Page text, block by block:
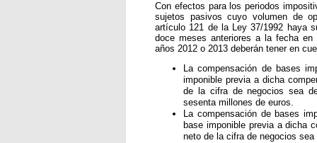
Con efectos para los periodos
sujetos pasivos cuyo volumen de
artículo 121 de la Ley 37/1992 haya
doce meses anteriores a la fecha
años 2012 o 2013 deberán tener en
La compensación de bases
imponible previa a dicha
de la cifra de negocios sea
sesenta millones de euros.
La compensación de bases
base imponible previa a dicha
neto de la cifra de negocios